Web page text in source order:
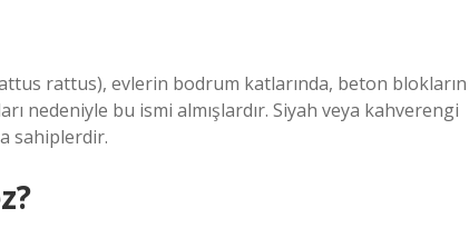
rattus), evlerin bodrum katlarında, beton blokların
nedeniyle bu ismi almışlardır. Siyah veya kahverengi
sahiplerdir.